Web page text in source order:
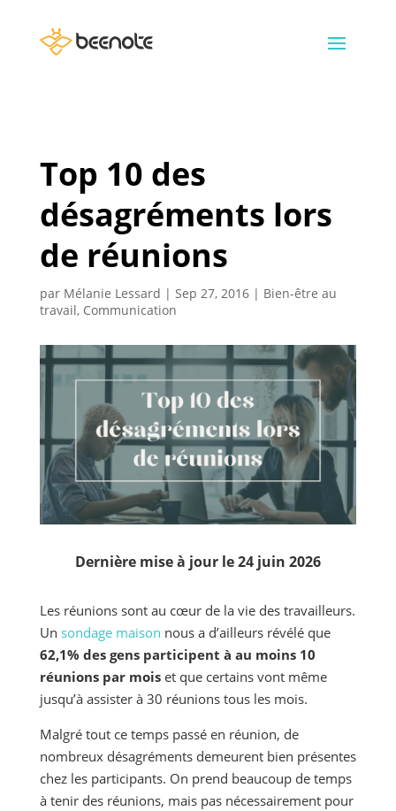
Top 10 des
désagréments lors
de réunions
par Mélanie Lessard | Sep 27, 2016| Bien-être au
travail, Communication
Dernière mise à jour le 24 juin 2026
Les réunions sont au cœur de la vie des travailleurs.
Un sondage maison nous a d’ailleurs révélé que
62,1% des gens participent à au moins 10
réunions par moiset que certains vont même
jusqu’à assister à 30 réunions tous les mois.
Malgré tout ce temps passé en réunion, de
nombreux désagréments demeurent bien présentes
chez les participants. On prend beaucoup de temps
à tenir des réunions, mais pas nécessairement pour